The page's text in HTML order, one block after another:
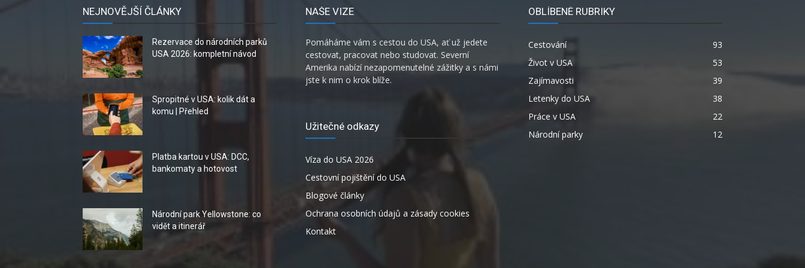
NEJNOVĚJŠÍ ČLÁNKY
Rezervace do národních parků
USA 2026: kompletní návod
Spropitné v USA: kolik dát a
komu | Přehled
Platba kartou v USA: DCC,
bankomaty a hotovost
Národní park Yellowstone: co
vidět a itinerář
NAŠE VIZE
Pomáháme vám s cestou do USA, ať už jedete
cestovat, pracovat nebo studovat. Severní
Amerika nabízí nezapomenutelné zážitky a s námi
jste k nim o krok blíže.
Užitečné odkazy
Víza do USA 2026
Cestovní pojištění do USA
Blogové články
Ochrana osobních údajů a zásady cookies
Kontakt
OBLÍBENÉ RUBRIKY
Cestování
93
Život v USA
53
Zajímavosti
39
Letenky do USA
38
Práce v USA
22
Národní parky
12